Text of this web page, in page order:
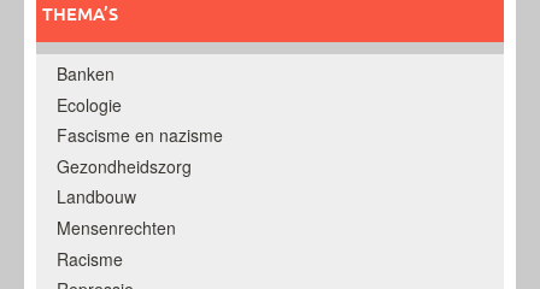
THEMA’S
Banken
Ecologie
Fascisme en nazisme
Gezondheidszorg
Landbouw
Mensenrechten
Racisme